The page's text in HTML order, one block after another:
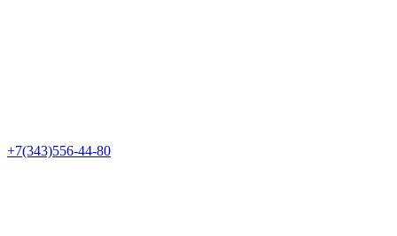
+7(343)556-44-80